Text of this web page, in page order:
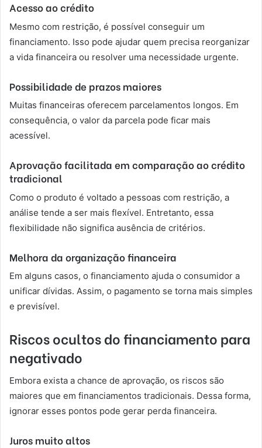
Acesso ao crédito
Mesmo com restrição, é possível conseguir um
financiamento. Isso pode ajudar quem precisa reorganizar
a vida financeira ou resolver uma necessidade urgente.
Possibilidade de prazos maiores
Muitas financeiras oferecem parcelamentos longos. Em
consequência, o valor da parcela pode ficar mais
acessível.
Aprovação facilitada em comparação ao crédito
tradicional
Como o produto é voltado a pessoas com restrição, a
análise tende a ser mais flexível. Entretanto, essa
flexibilidade não significa ausência de critérios.
Melhora da organização financeira
Em alguns casos, o financiamento ajuda o consumidor a
unificar dívidas. Assim, o pagamento se torna mais simples
e previsível.
Riscos ocultos do financiamento para
negativado
Embora exista a chance de aprovação, os riscos são
maiores que em financiamentos tradicionais. Dessa forma,
ignorar esses pontos pode gerar perda financeira.
Juros muito altos